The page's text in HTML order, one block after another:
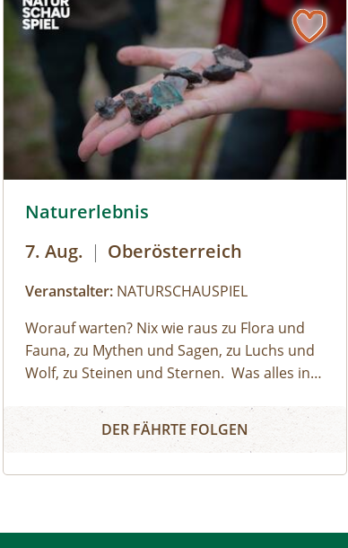
Naturerlebnis
7. Aug. | Oberösterreich
Veranstalter: NATURSCHAUSPIEL
Worauf warten? Nix wie raus zu Flora und
Fauna, zu Mythen und Sagen, zu Luchs und
Wolf, zu Steinen und Sternen.⁠ ⁠ Was alles in
spielt: Das wissen die NATURSCHAUSPIEL
Guides. Als Naturvermittler:innen verstehen
Oberösterreichs Plattform für
Naturerlebnis
DER FÄHRTE FOLGEN